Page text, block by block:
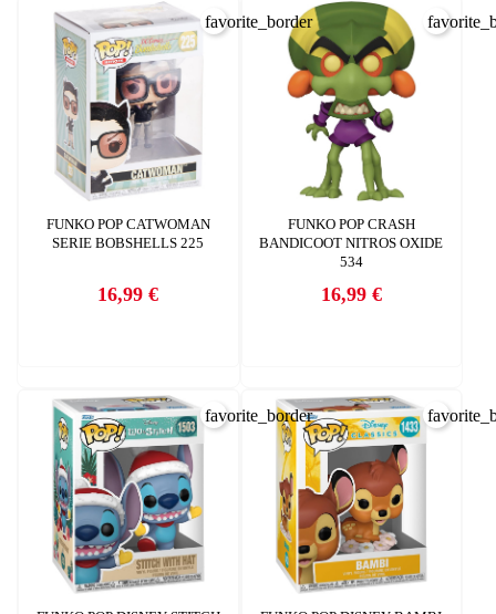
FUNKO POP CATWOMAN
SERIE BOBSHELLS 225
Precio
16,99 €
favorite_border
FUNKO POP CRASH
BANDICOOT NITROS OXIDE
534
Precio
16,99 €
favorite_border
AÑADIR A LA LISTA DE DESEOS
add_circle_outline
Crear nueva lista
Nombre de la lista de deseos
CANCELAR
CREAR LISTA DE DESEOS
Debe iniciar sesión para guardar productos en su lista de deseos.
CANCELAR
INICIAR SESIÓN